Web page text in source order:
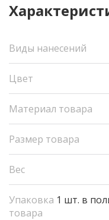
Виды нанесений
Цвет
Материал товара
Размер товара
Вес
Упаковка
товара
1 шт. в